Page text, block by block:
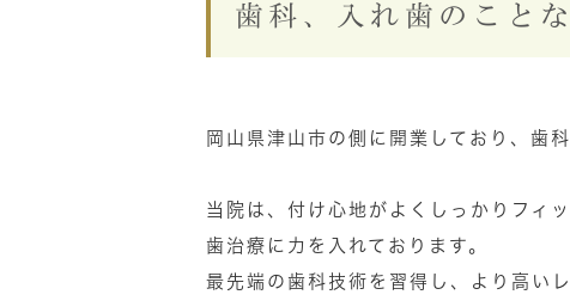
歯科、入れ歯のこと
岡山県津山市の側に開業しており、歯
当院は、付け心地がよくしっかりフィ
歯治療に力を入れております。
最先端の歯科技術を習得し、より高い